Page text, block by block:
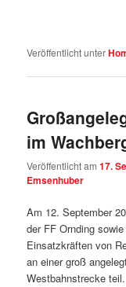
Veröffentlicht unter
im
Veröffentlicht am17.
Emsenhuber
Am 12. September
der FF Ornding
Einsatzkräften von
an einer groß
Westbahnstrecke teil.